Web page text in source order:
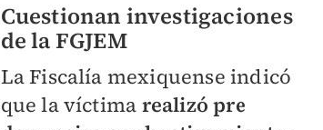
Cuestionan investigaciones
de la FGJEM
La Fiscalía mexiquense indicó
que la víctima realizó pre